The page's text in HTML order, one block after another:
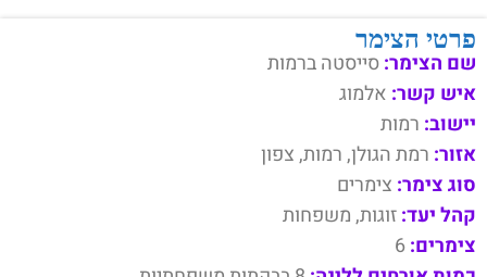
פרטי הצימר
שם הצימר:סייסטה ברמות
איש קשר: אלמוג
יישוב: רמות
אזור: רמת הגולן, רמות, צפון
סוג צימר: צימרים
קהל יעד:זוגות, משפחות
צימרים:6